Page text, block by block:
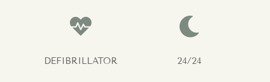

DEFIBRILLATOR

24/24